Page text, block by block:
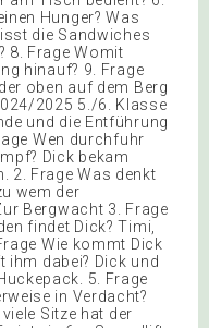
Hunger? Was
die Sandwiches
8. Frage Womit
hinauf? 9. Frage
oben auf dem Berg
2025 5./6. Klasse
und die Entführung
Wen durchfuhr
Dick bekam
2. Frage Was denkt
wem der
Bergwacht 3. Frage
findet Dick? Timi,
Wie kommt Dick
ihm dabei? Dick und
5. Frage
in Verdacht?
Sitze hat der